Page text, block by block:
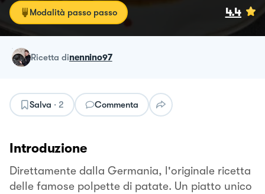
Modalità passo passo 4.4
ricetta dinennino97
Salva · 2 Commenta
Introduzione
Direttamente dalla Germania, l'originale ricetta
delle famose polpette di patate. Un piatto unico